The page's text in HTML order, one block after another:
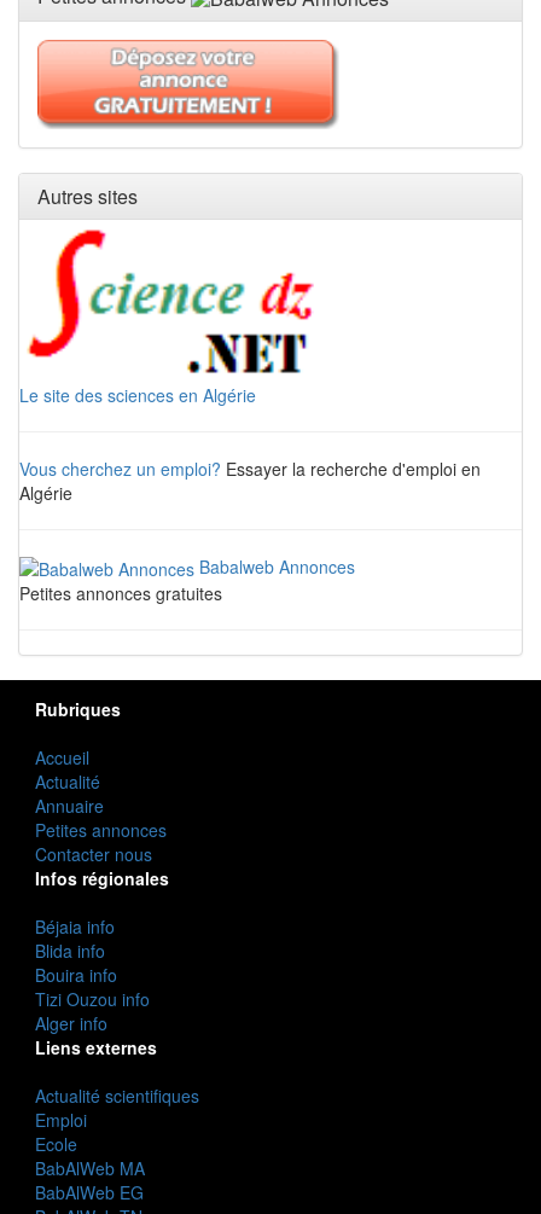
Autres sites
Le site des sciences en Algérie
Vous cherchez un emploi? Essayer la recherche d'emploi en
Algérie
Babalweb Annonces
Petites annonces gratuites
Rubriques
Accueil
Actualité
Annuaire
Petites annonces
Contacter nous
Infos régionales
Béjaia info
Blida info
Bouira info
Tizi Ouzou info
Alger info
Liens externes
Actualité scientifiques
Emploi
Ecole
BabAlWeb MA
BabAlWeb EG